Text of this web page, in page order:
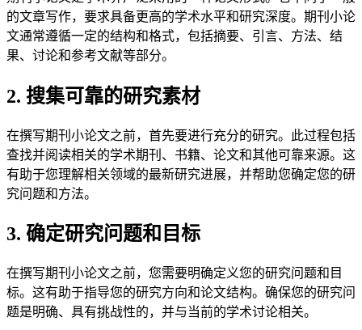
的文章写作，要求具备更高的学术水平和研究深度。期刊小论
文通常遵循一定的结构和格式，包括摘要、引言、方法、结
果、讨论和参考文献等部分。
2. 搜集可靠的研究素材
在撰写期刊小论文之前，首先要进行充分的研究。此过程包括
查找并阅读相关的学术期刊、书籍、论文和其他可靠来源。这
有助于您理解相关领域的最新研究进展，并帮助您确定您的研
究问题和方法。
3. 确定研究问题和目标
在撰写期刊小论文之前，您需要明确定义您的研究问题和目
标。这有助于指导您的研究方向和论文结构。确保您的研究问
题是明确、具有挑战性的，并与当前的学术讨论相关。